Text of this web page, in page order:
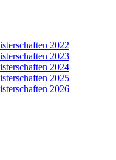
2022
2023
2024
2025
2026